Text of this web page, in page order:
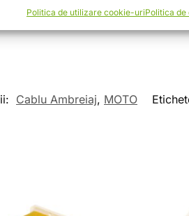
Politica de utilizare cookie-uriPolitica
Livrare sau Virament bancar
Cablu Ambreiaj, MOTO